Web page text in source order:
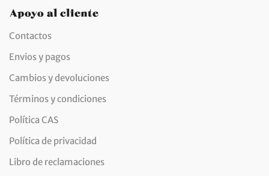
Apoyo al cliente
Contactos
Envios y pagos
Cambios y devoluciones
Términos y condiciones
Política CAS
Política de privacidad
Libro de reclamaciones